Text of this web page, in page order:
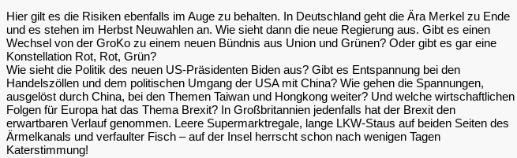
Hier gilt es die Risiken ebenfalls im Auge zu behalten. In Deutschland geht die Ära Merkel zu Ende
und es stehen im Herbst Neuwahlen an. Wie sieht dann die neue Regierung aus. Gibt es einen
Wechsel von der GroKo zu einem neuen Bündnis aus Union und Grünen? Oder gibt es gar eine
Konstellation Rot, Rot, Grün?
Wie sieht die Politik des neuen US-Präsidenten Biden aus? Gibt es Entspannung bei den
Handelszöllen und dem politischen Umgang der USA mit China? Wie gehen die Spannungen,
ausgelöst durch China, bei den Themen Taiwan und Hongkong weiter? Und welche wirtschaftlichen
Folgen für Europa hat das Thema Brexit? In Großbritannien jedenfalls hat der Brexit den
erwartbaren Verlauf genommen. Leere Supermarktregale, lange LKW-Staus auf beiden Seiten des
Ärmelkanals und verfaulter Fisch – auf der Insel herrscht schon nach wenigen Tagen
Katerstimmung!